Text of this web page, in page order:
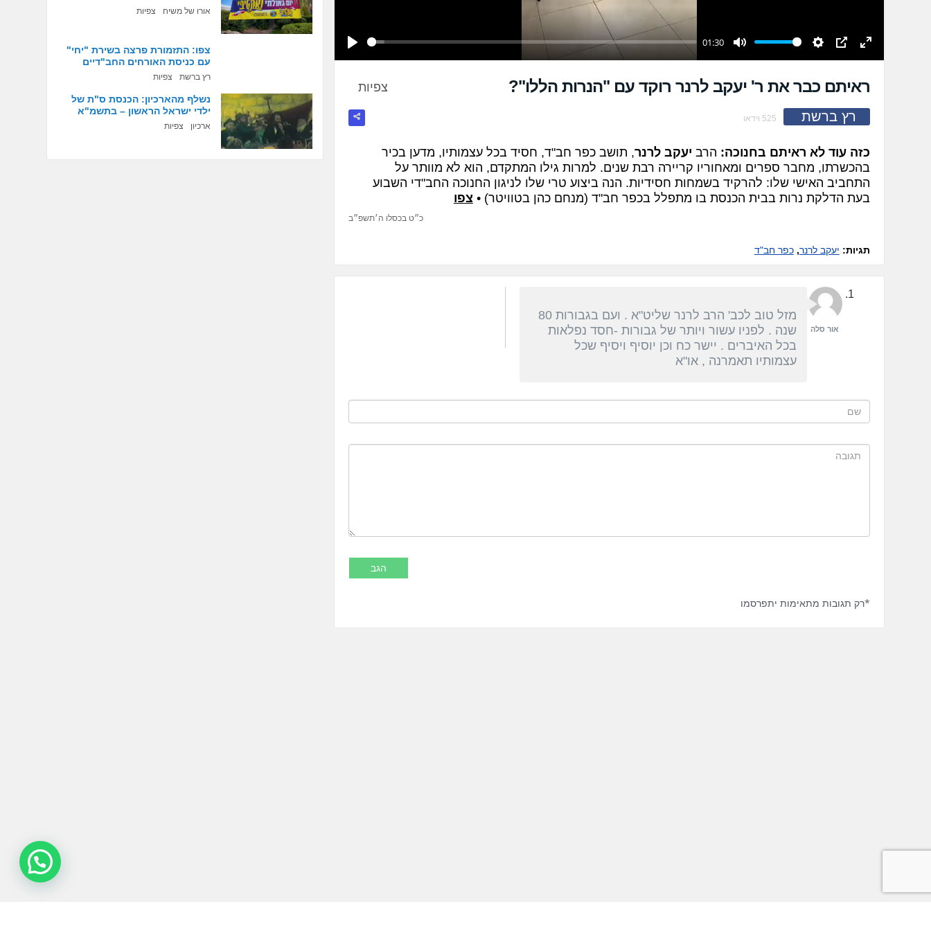
Play
01:30
Mute Settings PIPEnter
ראיתם כבר את ר' יעקב לרנר רוקד עם "הנרות הללו"? צפיות
רץ ברשת 525 וידאו
כזה עוד לא ראיתם בחנוכה: הרב יעקב לרנר, תושב כפר חב"ד, חסיד בכל עצמותיו, מדען בכיר
בהכשרתו, מחבר ספרים ומאחוריו קריירה רבת שנים. למרות גילו המתקדם, הוא לא מוותר על
התחביב האישי שלו: להרקיד בשמחות חסידיות. הנה ביצוע טרי שלו לניגון החנוכה החב"די השבוע
בעת הדלקת נרות בבית הכנסת בו מתפלל בכפר חב"ד (מנחם כהן בטוויטר) • צפו
כ״ט בכסלו ה׳תשפ״ב
תגיות: יעקב לרנר,כפר חב"ד
מזל טוב לכב' הרב לרנר שליט"א . ועם בגבורות 80
שנה . לפניו עשור ויותר של גבורות -חסד נפלאות
בכל האיברים . יישר כח וכן יוסיף ויסיף שכל
עצמותיו תאמרנה , או"א
אור סלה
*רק תגובות מתאימות יתפרסמו
אורו של משיח צפיות
צפו: התזמורת פרצה בשירת "יחי"
עם כניסת האורחים החב"דיים
רץ ברשת צפיות
נשלף מהארכיון: הכנסת ס"ת של
ילדי ישראל הראשון – בתשמ"א
ארכיון צפיות